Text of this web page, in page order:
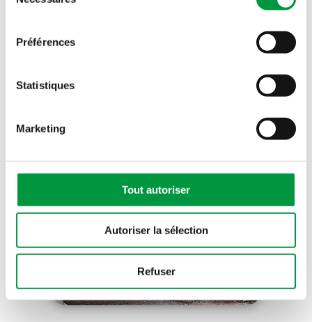
Préférences
Statistiques
Marketing
Tout autoriser
Autoriser la sélection
Refuser
9 octobre 2025
inspirants : la fidélité et la passion